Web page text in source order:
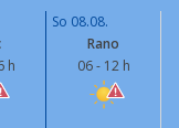
So 08.08.
h
Rano
06 - 12 h